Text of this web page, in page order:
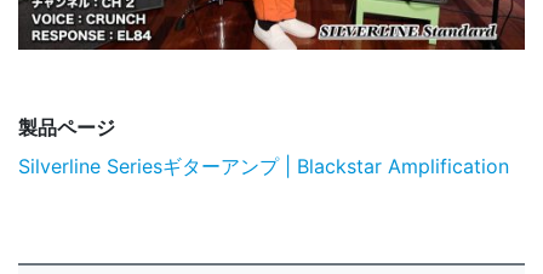
製品ページ
Silverline Seriesギターアンプ | Blackstar Amplification